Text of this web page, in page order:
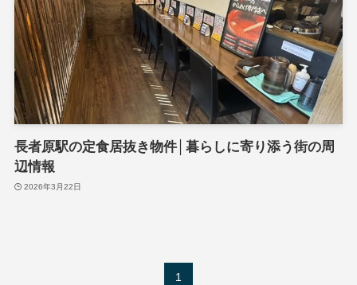
長者原駅の定食居抜き物件│暮らしに寄り添う街の周
辺情報
2026年3月22日
1